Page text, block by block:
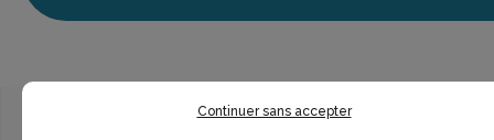
Continuer sans accepter